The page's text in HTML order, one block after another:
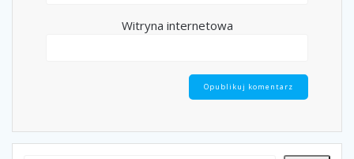
Witryna internetowa